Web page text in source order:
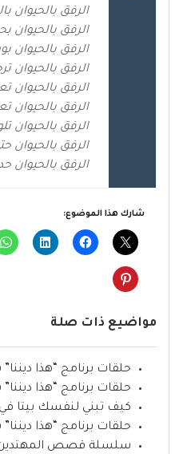
الرفق بالحيوان
الرفق بالحيوان
الرفق بالحيوان
الرفق بالحيوان
الرفق بالحيوان
الرفق بالحيوان
الرفق بالحيوان
الرفق بالحيوان
الرفق بالحيوان
شارك هذا الموضوع:
مواضيع ذات صلة
حلقات برنامج “هذا ديننا”
حلقات برنامج “هذا ديننا”
كيف تبني لنفسك بيتا في
حلقات برنامج “هذا